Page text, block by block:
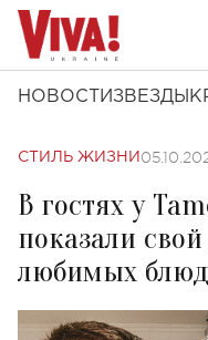
НОВОСТИ ЗВЕЗДЫ
СТИЛЬ ЖИЗНИ
В гостях у
показали
любимых